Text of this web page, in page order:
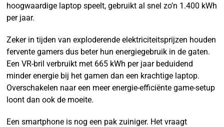
hoogwaardige laptop speelt, gebruikt al snel zo’n 1.400 kWh
per jaar.
Zeker in tijden van exploderende elektriciteitsprijzen houden
fervente gamers dus beter hun energiegebruik in de gaten.
Een VR-bril verbruikt met 665 kWh per jaar beduidend
minder energie bij het gamen dan een krachtige laptop.
Overschakelen naar een meer energie-efficiënte game-setup
loont dan ook de moeite.
Een smartphone is nog een pak zuiniger. Het vraagt